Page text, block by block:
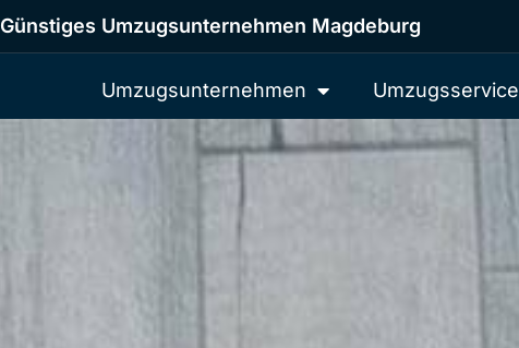
Günstiges Umzugsunternehmen Magdeburg
Umzugsunternehmen Umzugsservice